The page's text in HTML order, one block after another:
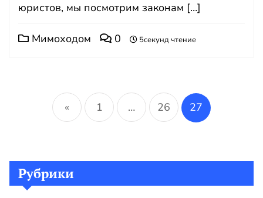
юристов, мы посмотрим законам […]
Мимоходом 0 5секунд чтение
Пагинация
записей
« 1 … 26 27
Рубрики